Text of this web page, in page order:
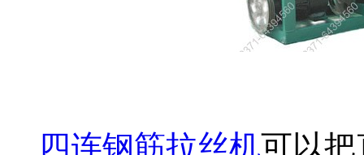
四连钢筋拉丝机可以把